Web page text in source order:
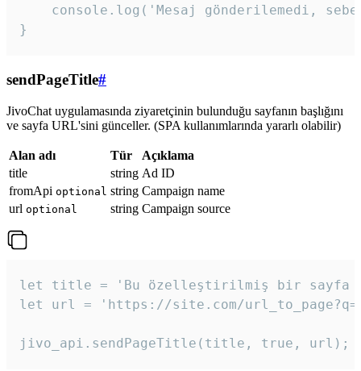
console.log('Mesaj gönderilemedi,
}
sendPageTitle#
JivoChat uygulamasında ziyaretçinin bulunduğu sayfanın başlığını
ve sayfa URL'sini günceller. (SPA kullanımlarında yararlı olabilir)
Alan adı Tür
Açıklama
title
string Ad ID
fromApi optional string Campaign name
url optional string Campaign source
let title = 'Bu özelleştirilmiş bir sayfa
let url = 'https://site.com/
jivo_api.sendPageTitle(title, true, url);